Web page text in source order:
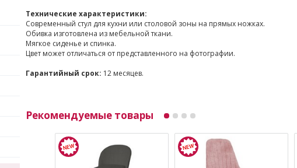
Технические характеристики:
Современный стул для кухни или столовой зоны на прямых ножках.
Обивка изготовлена из мебельной ткани.
Мягкое сиденье и спинка.
Цвет может отличаться от представленного на фотографии.
Гарантийный срок: 12 месяцев.
Рекомендуемые товары